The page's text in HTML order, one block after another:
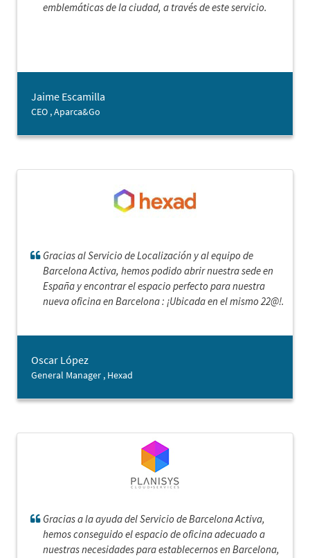
emblemáticas de la ciudad, a través de este servicio.
Jaime Escamilla
CEO , Aparca&Go
Gracias al Servicio de Localización y al equipo de
Barcelona Activa, hemos podido abrir nuestra sede en
España y encontrar el espacio perfecto para nuestra
nueva oficina en Barcelona : ¡Ubicada en el mismo 22@!.
Oscar López
General Manager , Hexad
Gracias a la ayuda del Servicio de Barcelona Activa,
hemos conseguido el espacio de oficina adecuado a
nuestras necesidades para establecernos en Barcelona,